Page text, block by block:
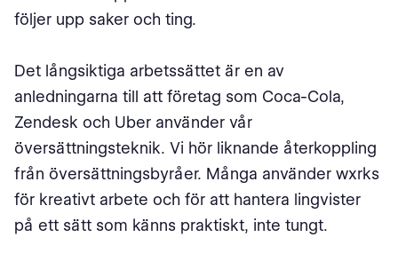
följer upp saker och ting.
Det långsiktiga arbetssättet är en av
anledningarna till att företag som Coca-Cola,
Zendesk och Uber använder vår
översättningsteknik. Vi hör liknande återkoppling
från översättningsbyråer. Många använder wxrks
för kreativt arbete och för att hantera lingvister
på ett sätt som känns praktiskt, inte tungt.